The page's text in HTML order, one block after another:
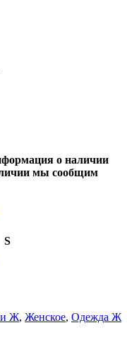
о наличии
мы сообщим
S
Ж, Женское, Одежда Ж